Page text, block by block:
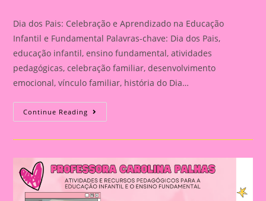
Dia dos Pais: Celebração e Aprendizado na Educação
Infantil e Fundamental Palavras-chave: Dia dos Pais,
educação infantil, ensino fundamental, atividades
pedagógicas, celebração familiar, desenvolvimento
emocional, vínculo familiar, história do Dia…
Continue Reading Atividade
Para
Dia
Dia
Dos
Pais:
Celebração
E